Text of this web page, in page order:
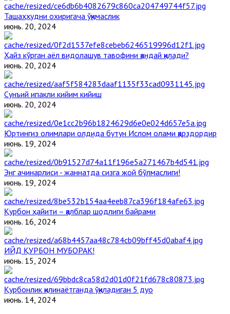
Ташаҳҳудни охиригача ўқимаслик
июнь. 20, 2024
Ҳайз кўрган аёл видолашув тавофини қандай қилади?
июнь. 20, 2024
Сунъий ипакли кийим кийиш
июнь. 20, 2024
Юртингиз олимлари олдида бутун Ислом олами қарздордир
июнь. 19, 2024
Энг ачинарлиси - жаннатда сизга жой бўлмаслиги!
июнь. 19, 2024
Қурбон ҳайити – қалблар шодлиги байрами
июнь. 16, 2024
ИЙД ҚУРБОН МУБОРАК!
июнь. 15, 2024
Қурбонлик қилинаётганда ўқиладиган 5 дуо
июнь. 14, 2024